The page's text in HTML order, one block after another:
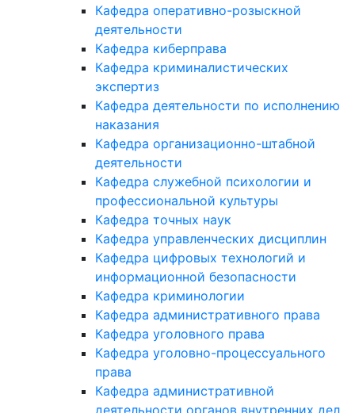
Кафедра оперативно-розыскной
деятельности
Кафедра киберправа
Кафедра криминалистических
экспертиз
Кафедра деятельности по исполнению
наказания
Кафедра организационно-штабной
деятельности
Кафедра служебной психологии и
профессиональной культуры
Кафедра точных наук
Кафедра управленческих дисциплин
Кафедра цифровых технологий и
информационной безопасности
Кафедра криминологии
Кафедра административного права
Кафедра уголовного права
Кафедра уголовно-процессуального
права
Кафедра административной
деятельности органов внутренних дел